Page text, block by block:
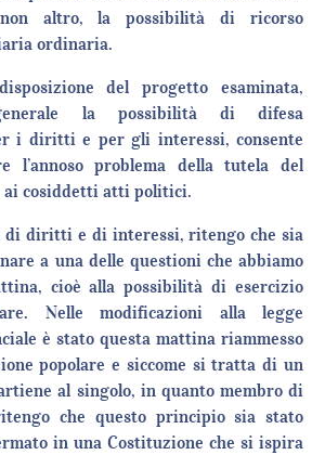
altro, la possibilità di ricorso
ordinaria.
del progetto esaminata,
la possibilità di difesa
i diritti e per gli interessi, consente
l’annoso problema della tutela del
cosiddetti atti politici.
di diritti e di interessi, ritengo che sia
a una delle questioni che abbiamo
cioè alla possibilità di esercizio
Nelle modificazioni alla legge
è stato questa mattina riammesso
popolare e siccome si tratta di un
al singolo, in quanto membro di
che questo principio sia stato
in una Costituzione che si ispira